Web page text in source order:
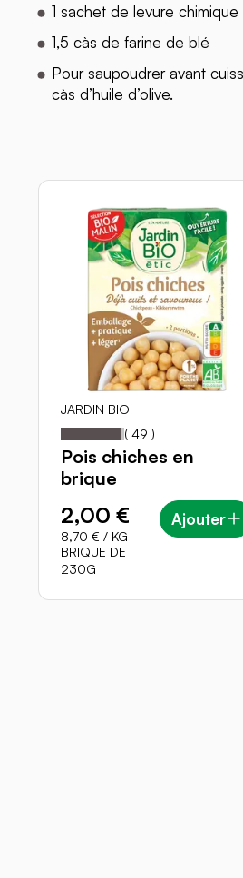
1 sachet de levure chimique
1,5 càs de farine de blé
Pour saupoudrer avant
càs d’huile d’olive.
JARDIN BIO
Notation:94
% of
( 49 )
Pois chiches en
brique
2,00 €
8,70 € / KG
BRIQUE DE
230G
Ajouter